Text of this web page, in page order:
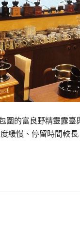
圍的富良野精靈露
緩慢、停留時間較